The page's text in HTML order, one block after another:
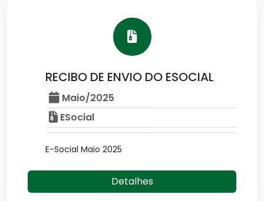
RECIBO DE ENVIO DO ESOCIAL
Maio/2025
ESocial
E-Social Maio 2025
Detalhes